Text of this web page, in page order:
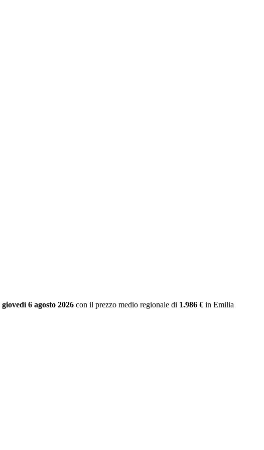
giovedì 6 agosto 2026 con il prezzo medio regionale di 1.986 € in Emilia